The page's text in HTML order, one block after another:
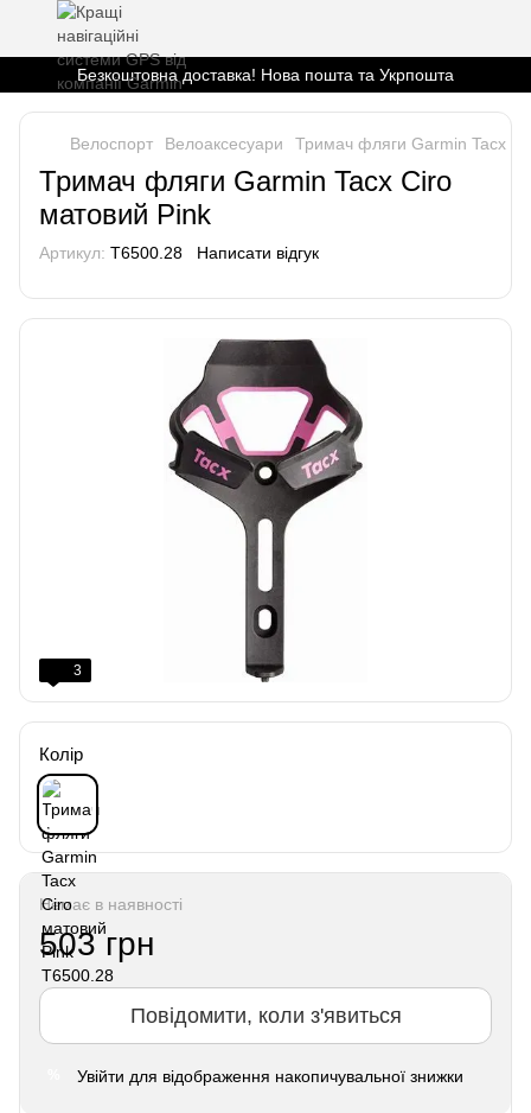
Безкоштовна доставка! Нова пошта та Укрпошта
Велоспорт Велоаксесуари Тримач фляги Garmin Tacx
Тримач фляги Garmin Tacx Ciro
матовий Pink
Артикул: T6500.28 Написати відгук
3
Колір
Немає в наявності
503 грн
Повідомити, коли з'явиться
Увійти для відображення накопичувальної знижки